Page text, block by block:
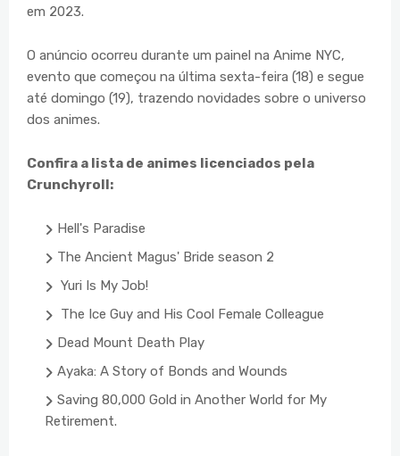
em 2023.
O anúncio ocorreu durante um painel na Anime NYC,
evento que começou na última sexta-feira (18) e segue
até domingo (19), trazendo novidades sobre o universo
dos animes.
Confira a lista de animes licenciados pela
Crunchyroll:
Hell's Paradise
The Ancient Magus' Bride season 2
Yuri Is My Job!
The Ice Guy and His Cool Female Colleague
Dead Mount Death Play
Ayaka: A Story of Bonds and Wounds
Saving 80,000 Gold in Another World for My
Retirement.